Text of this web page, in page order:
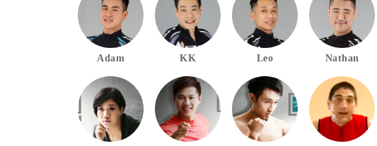
Adam KK Leo Nathan